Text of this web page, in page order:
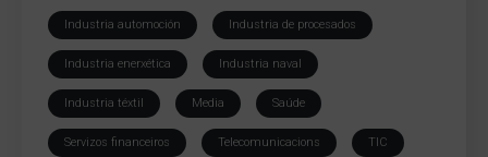
Industria automoción Industria de procesados
Industria enerxética Industria naval
Industria téxtil Media Saúde
Servizos financeiros Telecomunicacions TIC